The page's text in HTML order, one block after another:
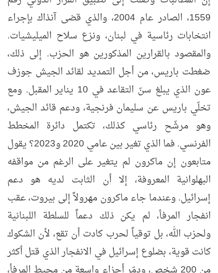
1559، الصادر عام 2004، والذي قضى آنذاك بإجراء
انتخابات رئاسية في لبنان، ونزع سلاح الميليشيات.
والمقصود بالقرارين المذكورين هو الحزب. إلى ذلك،
ضغطت باريس، من أجل التمديد لقائد الجيش جوزف
عون الذي يبلغ سنّ التقاعد في 10 يناير المقبل. ومع
تخلّي باريس عن سليمان فرنجية، ودعم قائد الجيش،
وهو مرشّح رئاسي كذلك، تكتمل دائرة المخطط
الفرنسي. فما الذي تغير بين عامي 2020 و2023؟ يقول
متابعون إن ماكرون لم يتغير على الرغم من مواقفه
البهلوانية المعروفة، إلا أن الثابت لديه هو دعم
إسرائيل. وعندما جاء ماكرون مهرولاً إلى بيروت، عقب
انفجار المرفأ، لم يكن ذلك دعماً للسلطة اللبنانية
ولحزب الله، بل توقياً لحرب كادت أن تقع، لأن الشكوك
كانت قوية، بضلوع إسرائيل في الانفجار الذي قتل أكثر